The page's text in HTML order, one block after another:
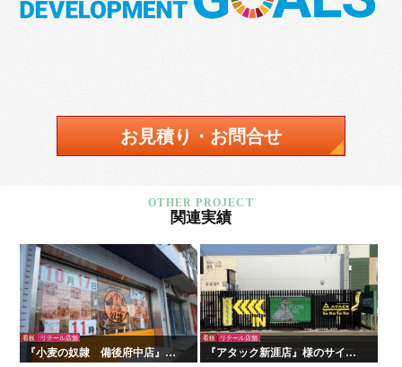
お見積り・お問合せ
関連実績
看板 リテール店舗
『小麦の奴隷 備後府中店』様
看板 リテール店舗
『アタック新涯店』様のサイン